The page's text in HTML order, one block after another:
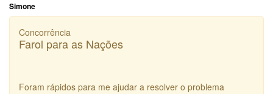
Simone
Concorrência
Farol para as Nações
Foram rápidos para me ajudar a resolver o problema